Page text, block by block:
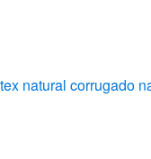
natural corrugado